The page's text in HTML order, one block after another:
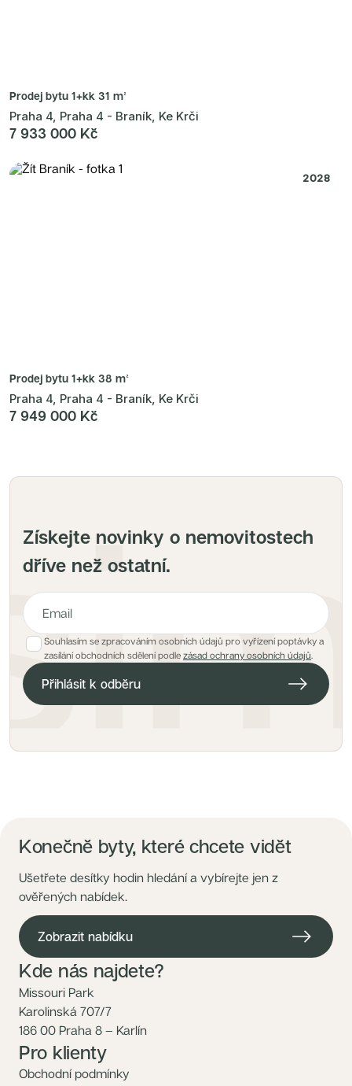
Prodej bytu 1+kk 31 m²
Praha 4, Praha 4 - Braník, Ke Krči
7 933 000 Kč
2028
Prodej bytu 1+kk 38 m²
Praha 4, Praha 4 - Braník, Ke Krči
7 949 000 Kč
Získejte novinky o nemovitostech
dříve než ostatní.
E-mailová adresa pro hlídacího psa
Souhlasím se zpracováním osobních údajů pro vyřízení poptávky a
zasílání obchodních sdělení podle zásad ochrany osobních údajů.
Přihlásit k odběru
Konečně byty, které chcete vidět
Ušetřete desítky hodin hledání a vybírejte jen z
ověřených nabídek.
Zobrazit nabídku
Kde nás najdete?
Missouri Park
Karolinská 707/7
186 00 Praha 8 – Karlín
Pro klienty
Obchodní podmínky